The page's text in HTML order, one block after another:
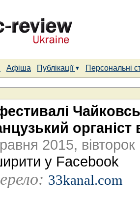
Афіша Публікації
Персональні
2015, вівторок
у Facebook
33kanal.com